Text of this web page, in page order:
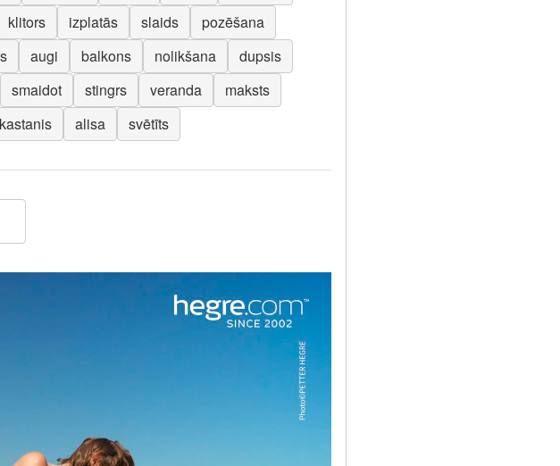
klitors izplatās slaids
pozēšana
augi balkons nolikšana
dupsis
smaidot stingrs veranda
maksts
kastanis alisa svētīts